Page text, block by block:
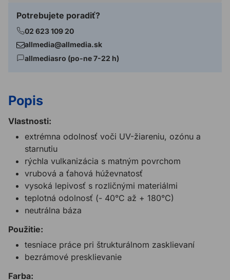
Potrebujete poradiť?
02 623 109 20
allmedia@allmedia.sk
allmediasro (po-ne 7-22 h)
Popis
Vlastnosti:
extrémna odolnosť voči UV-žiareniu, ozónu a
starnutiu
rýchla vulkanizácia s matným povrchom
vrubová a ťahová húževnatosť
vysoká lepivosť s rozličnými materiálmi
teplotná odolnosť (- 40°C až + 180°C)
neutrálna báza
Použitie:
tesniace práce pri štrukturálnom zasklievaní
bezrámové presklievanie
Farba: